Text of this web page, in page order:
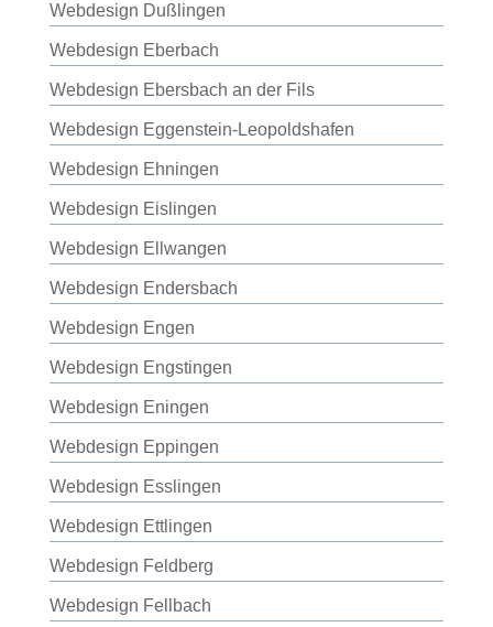
Webdesign Dußlingen
Webdesign Eberbach
Webdesign Ebersbach an der Fils
Webdesign Eggenstein-Leopoldshafen
Webdesign Ehningen
Webdesign Eislingen
Webdesign Ellwangen
Webdesign Endersbach
Webdesign Engen
Webdesign Engstingen
Webdesign Eningen
Webdesign Eppingen
Webdesign Esslingen
Webdesign Ettlingen
Webdesign Feldberg
Webdesign Fellbach